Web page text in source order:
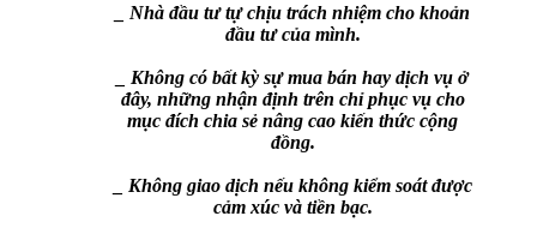
_ Nhà đầu tư tự chịu trách nhiệm cho khoản
đầu tư của mình.
_ Không có bất kỳ sự mua bán hay dịch vụ ở
đây, những nhận định trên chỉ phục vụ cho
mục đích chia sẻ nâng cao kiến thức cộng
đồng.
_ Không giao dịch nếu không kiểm soát được
cảm xúc và tiền bạc.